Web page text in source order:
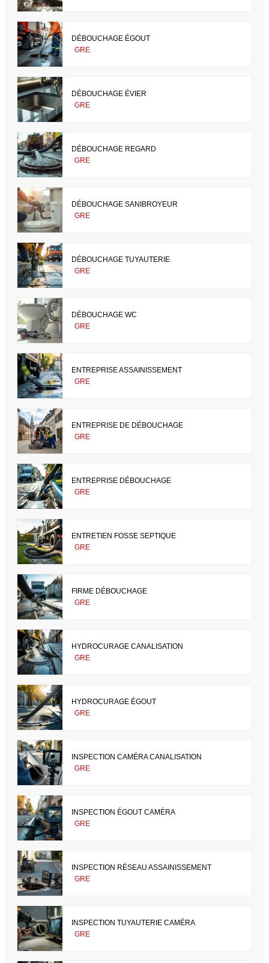
DÉBOUCHAGE ÉGOUT
GRE
DÉBOUCHAGE ÉVIER
GRE
DÉBOUCHAGE REGARD
GRE
DÉBOUCHAGE SANIBROYEUR
GRE
DÉBOUCHAGE TUYAUTERIE
GRE
DÉBOUCHAGE WC
GRE
ENTREPRISE ASSAINISSEMENT
GRE
ENTREPRISE DE DÉBOUCHAGE
GRE
ENTREPRISE DÉBOUCHAGE
GRE
ENTRETIEN FOSSE SEPTIQUE
GRE
FIRME DÉBOUCHAGE
GRE
HYDROCURAGE CANALISATION
GRE
HYDROCURAGE ÉGOUT
GRE
INSPECTION CAMÉRA CANALISATION
GRE
INSPECTION ÉGOUT CAMÉRA
GRE
INSPECTION RÉSEAU ASSAINISSEMENT
GRE
INSPECTION TUYAUTERIE CAMÉRA
GRE